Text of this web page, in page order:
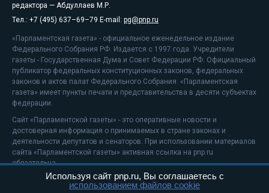
редактора — Абдуллаев М.Р.
Тел.: +7 (495) 637–69–79 E-mail: pg@pnp.ru
«Парламентская газета» - официальное еженедельное издание
Федерального Собрания РФ. Издается с 1997 года. Учредители
газеты - Государственная Дума и Совет Федерации РФ. Официальный
публикатор федеральных конституционных законов, федеральных
законов и актов палат Федерального Собрания. «Парламентская
газета» имеет пункты печати и представительства в десяти субъектах
федерации.
Сайт «Парламентской газеты» - это оперативные новости и
достоверная информация о принимаемых в стране законах и
деятельности депутатов и сенаторов. При использовании материалов
сайта «Парламентской газеты» активная ссылка на pnp.ru
обязательна.
На информационном ресурсе применяютсярекомендательные
Используя сайт pnp.ru, Вы соглашаетесь с
использованием файлов cookie